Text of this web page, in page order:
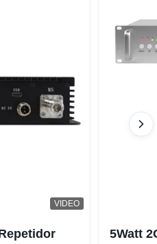
VIDEO
5Watt